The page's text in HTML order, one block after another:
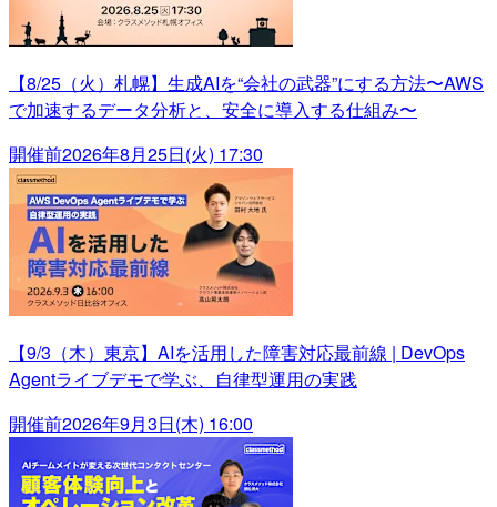
【8/25（火）札幌】生成AIを“会社の武器”にする方法〜AWS
で加速するデータ分析と、安全に導入する仕組み〜
開催前2026年8月25日(火) 17:30
【9/3（木）東京】AIを活用した障害対応最前線 | DevOps
Agentライブデモで学ぶ、自律型運用の実践
開催前2026年9月3日(木) 16:00